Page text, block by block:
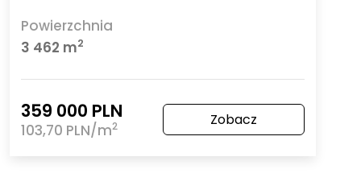
Powierzchnia
3 462 m2
359 000 PLN
103,70 PLN/m2 Zobacz